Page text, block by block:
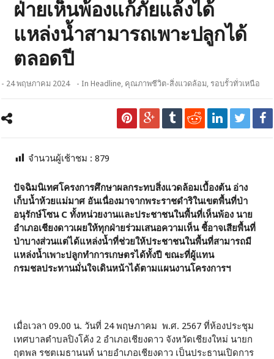
ฝ่ายเห็นพ้องแก้ภัยแล้งได้
แหล่งน้ำสามารถเพาะปลูกได้
ตลอดปี
- 24 พฤษภาคม 2024 - InHeadline, คุณภาพชีวิต-สิ่งแวดล้อม, รอบรั้วทั่วเหนือ
จำนวนผู้เช้าชม :879
ปัจฉิมนิเทศโครงการศึกษาผลกระทบสิ่งแวดล้อมเบื้องต้น อ่าง
เก็บน้ำห้วยแม่มาศ อันเนื่องมาจากพระราชดำริในเขตพื้นที่ป่า
อนุรักษ์โซน C ทั้งหน่วยงานและประชาชนในพื้นที่เห็นพ้อง นาย
อำเภอเชียงดาวเผยให้ทุกฝ่ายร่วมเสนอความเห็น ชี้อาจเสียพื้นที่
ป่าบางส่วนแต่ได้แหล่งน้ำที่ช่วยให้ประชาชนในพื้นที่สามารถมี
แหล่งน้ำเพาะปลูกทำการเกษตรได้ทั้งปี ขณะที่ผู้แทน
กรมชลประทานมั่นใจเดินหน้าได้ตามแผนงานโครงการฯ
เมื่อเวลา 09.00 น. วันที่ 24 พฤษภาคม พ.ศ. 2567 ที่ห้องประชุม
เทศบาลตำบลปิงโค้ง 2 อำเภอเชียงดาว จังหวัดเชียงใหม่ นายก
ฤตพล รชตเมธานนท์ นายอำเภอเชียงดาว เป็นประธานเปิดการ